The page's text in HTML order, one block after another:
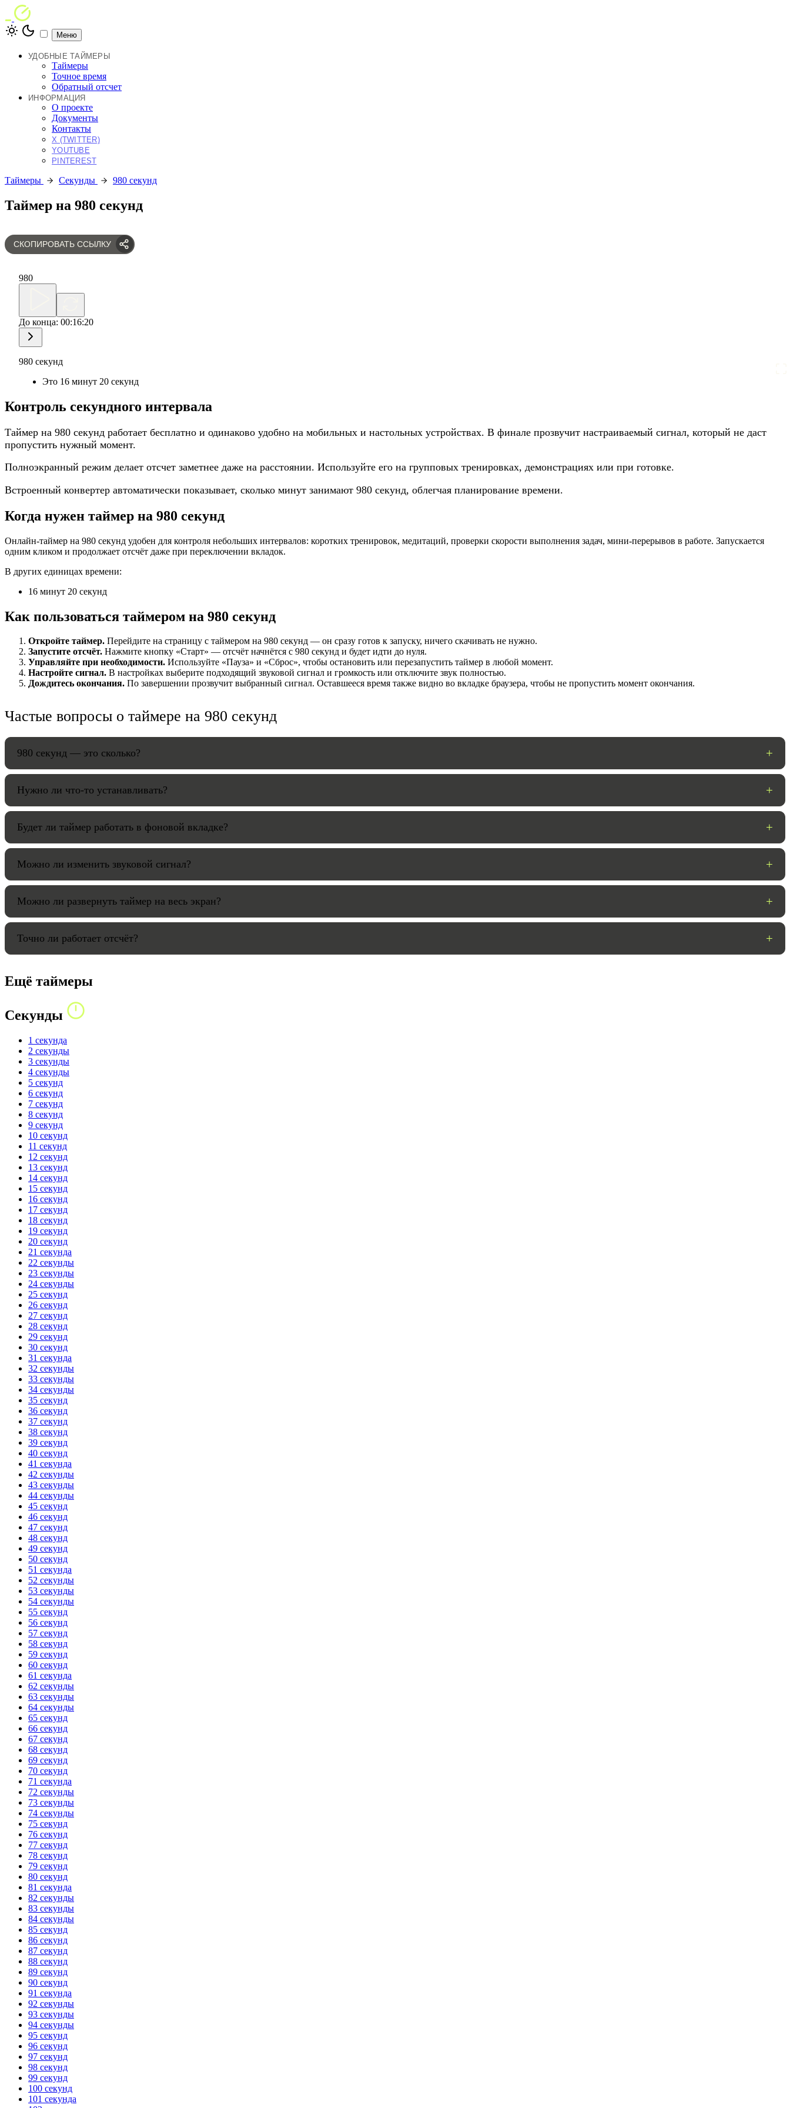
Меню
УДОБНЫЕ ТАЙМЕРЫ
Таймеры
Точное время
Обратный отсчет
ИНФОРМАЦИЯ
О проекте
Документы
Контакты
X (TWITTER)
YOUTUBE
PINTEREST
Таймеры Секунды 980 секунд
Таймер на 980 секунд
СКОПИРОВАТЬ ССЫЛКУ
980
До конца: 00:16:20
980 секунд
Это 16 минут 20 секунд
НАСТРОЙКИ
Громкость:
HANDY TIMERS
Контроль секундного интервала
Таймер на 980 секунд работает бесплатно и одинаково удобно на мобильных и настольных устройствах. В финале прозвучит настраиваемый сигнал, который не даст
пропустить нужный момент.
Полноэкранный режим делает отсчет заметнее даже на расстоянии. Используйте его на групповых тренировках, демонстрациях или при готовке.
Встроенный конвертер автоматически показывает, сколько минут занимают 980 секунд, облегчая планирование времени.
Когда нужен таймер на 980 секунд
Онлайн-таймер на 980 секунд удобен для контроля небольших интервалов: коротких тренировок, медитаций, проверки скорости выполнения задач, мини-перерывов в работе. Запускается
одним кликом и продолжает отсчёт даже при переключении вкладок.
В других единицах времени:
16 минут 20 секунд
Как пользоваться таймером на 980 секунд
Откройте таймер. Перейдите на страницу с таймером на 980 секунд — он сразу готов к запуску, ничего скачивать не нужно.
Запустите отсчёт. Нажмите кнопку «Старт» — отсчёт начнётся с 980 секунд и будет идти до нуля.
Управляйте при необходимости. Используйте «Пауза» и «Сброс», чтобы остановить или перезапустить таймер в любой момент.
Настройте сигнал. В настройках выберите подходящий звуковой сигнал и громкость или отключите звук полностью.
Дождитесь окончания. По завершении прозвучит выбранный сигнал. Оставшееся время также видно во вкладке браузера, чтобы не пропустить момент окончания.
Частые вопросы о таймере на 980 секунд
980 секунд — это сколько?
Нужно ли что-то устанавливать?
Будет ли таймер работать в фоновой вкладке?
Можно ли изменить звуковой сигнал?
Можно ли развернуть таймер на весь экран?
Точно ли работает отсчёт?
Ещё таймеры
Секунды
1 секунда
2 секунды
3 секунды
4 секунды
5 секунд
6 секунд
7 секунд
8 секунд
9 секунд
10 секунд
11 секунд
12 секунд
13 секунд
14 секунд
15 секунд
16 секунд
17 секунд
18 секунд
19 секунд
20 секунд
21 секунда
22 секунды
23 секунды
24 секунды
25 секунд
26 секунд
27 секунд
28 секунд
29 секунд
30 секунд
31 секунда
32 секунды
33 секунды
34 секунды
35 секунд
36 секунд
37 секунд
38 секунд
39 секунд
40 секунд
41 секунда
42 секунды
43 секунды
44 секунды
45 секунд
46 секунд
47 секунд
48 секунд
49 секунд
50 секунд
51 секунда
52 секунды
53 секунды
54 секунды
55 секунд
56 секунд
57 секунд
58 секунд
59 секунд
60 секунд
61 секунда
62 секунды
63 секунды
64 секунды
65 секунд
66 секунд
67 секунд
68 секунд
69 секунд
70 секунд
71 секунда
72 секунды
73 секунды
74 секунды
75 секунд
76 секунд
77 секунд
78 секунд
79 секунд
80 секунд
81 секунда
82 секунды
83 секунды
84 секунды
85 секунд
86 секунд
87 секунд
88 секунд
89 секунд
90 секунд
91 секунда
92 секунды
93 секунды
94 секунды
95 секунд
96 секунд
97 секунд
98 секунд
99 секунд
100 секунд
101 секунда